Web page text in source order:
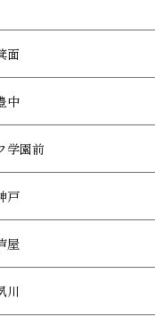
面
中
学園前
戸
屋
川